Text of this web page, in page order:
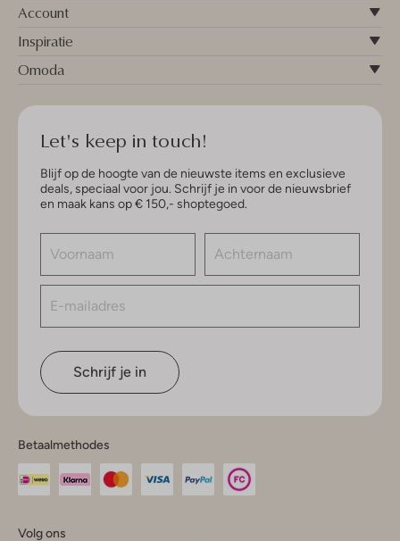
Account
Inspiratie
Omoda
Let's keep in touch!
Blijf op de hoogte van de nieuwste items en exclusieve
deals, speciaal voor jou. Schrijf je in voor de nieuwsbrief
en maak kans op € 150,- shoptegoed.
Schrijf je in
Betaalmethodes
Volg ons